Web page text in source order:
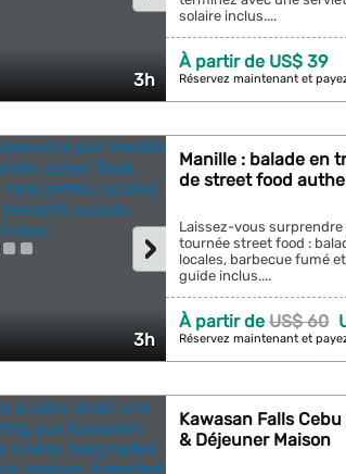
3h
solaire inclus....
À partir de US$ 39
Réservez maintenant et
3h
›
Manille : balade en
de street food
Laissez-vous surprendre
tournée street food :
locales, barbecue fumé
guide inclus....
À partir de US$ 60
Réservez maintenant et
Kawasan Falls
& Déjeuner Maison